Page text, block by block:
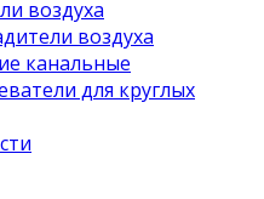
воздуха
воздуха
канальные
для круглых